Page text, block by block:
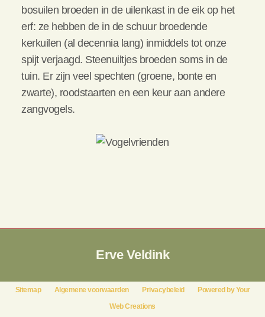
bosuilen broeden in de uilenkast in de eik op het
erf: ze hebben de in de schuur broedende
kerkuilen (al decennia lang) inmiddels tot onze
spijt verjaagd. Steenuiltjes broeden soms in de
tuin. Er zijn veel spechten (groene, bonte en
zwarte), roodstaarten en een keur aan andere
zangvogels.
Erve Veldink
Sitemap Algemene voorwaarden Privacybeleid
Powered by Your
Web Creations